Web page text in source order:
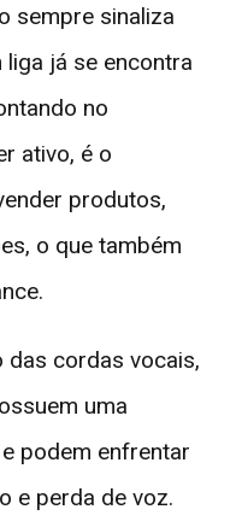
sempre sinaliza
já se encontra
no
ativo, é o
produtos,
o que também
das cordas vocais,
uma
podem enfrentar
e perda de voz.